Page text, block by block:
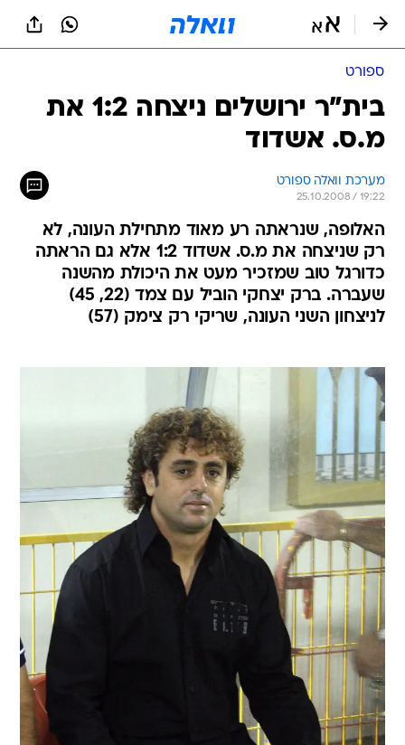
ספורט
בית"ר ירושלים ניצחה 1:2 את
מ.ס. אשדוד
מערכת וואלה ספורט
25.10.2008 / 19:22
האלופה, שנראתה רע מאוד מתחילת העונה, לא
רק שניצחה את מ.ס. אשדוד 1:2 אלא גם הראתה
כדורגל טוב שמזכיר מעט את היכולת מהשנה
שעברה. ברק יצחקי הוביל עם צמד (22, 45)
לניצחון השני העונה, שריקי רק צימק (57)